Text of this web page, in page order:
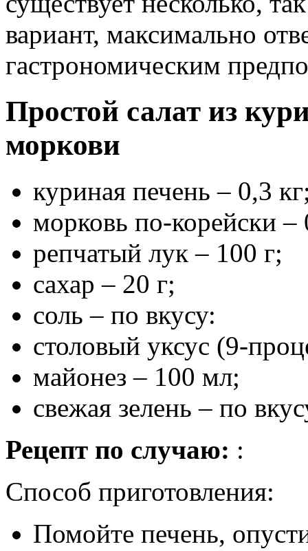
вариант, максимально
гастрономическим
Простой салат из
моркови
куриная печень – 0,3
морковь по-корейски –
репчатый лук – 100 г;
сахар – 20 г;
соль – по вкусу:
столовый уксус (9-
майонез – 100 мл;
свежая зелень – по
Рецепт по случаю: :
Способ приготовления:
Помойте печень,